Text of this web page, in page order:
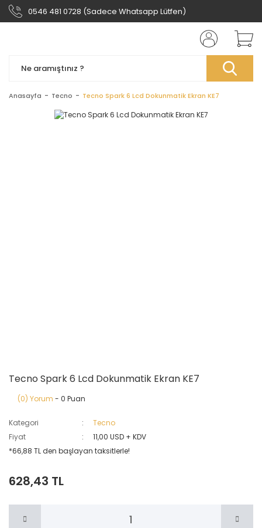
0546 481 0728 (Sadece Whatsapp Lütfen)
Anasayfa Tecno Tecno Spark 6 Lcd Dokunmatik Ekran KE7
Tecno Spark 6 Lcd Dokunmatik Ekran KE7
(0) Yorum - 0 Puan
Kategori
Tecno
Fiyat
11,00 USD + KDV
*66,88 TL den başlayan taksitlerle!
628,43 TL